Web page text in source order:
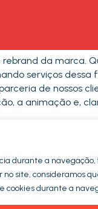
durante a
no site, consideramos
cookies durante a
da marca.
serviços
de nossos
a animação e,
café?